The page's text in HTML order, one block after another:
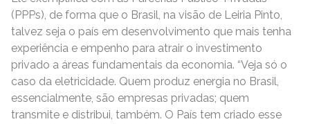
(PPPs), de forma que o Brasil, na visão de Leiria Pinto,
talvez seja o país em desenvolvimento que mais tenha
experiência e empenho para atrair o investimento
privado a áreas fundamentais da economia. “Veja só o
caso da eletricidade. Quem produz energia no Brasil,
essencialmente, são empresas privadas; quem
transmite e distribui, também. O País tem criado esse